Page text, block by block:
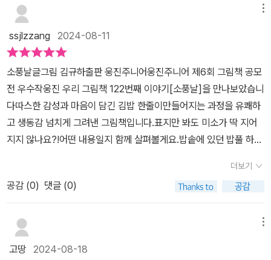
요.그래서인지 김밥을 생각하면 설레고, 특별한 음식이라 생각했어
요.저희 엄마의 김밥은 달걀과 당근을 가득 넣어서 말아주시는 당근
김밥이었지요.밥에 조미를 하기보다는 소고기를 볶아서 넣어주시고,
당근을 볶는 것은 같지만 마늘을 넣고 볶다가 마무리로 참기름이 들
어갔지요.친구들은 특별한 날에 먹던 김밥이었지만 저희는 엄마가 김
밥을 만드시는 걸 즐겨 하셔서 자주 먹었지요.어린 저는 먹기만 했으
니 엄마가 진짜 좋아서 김밥을 만드시는 거라 생각했어요.제가 엄마
가 되어보니 아이들이 잘 먹는 모습을 보니 더 자주 만들게 되더라고
요.엄마도 그러신 거죠. 음식을 만들어서 힘듦보다는 딸들의 먹는 모
습이 더 좋으셨던 거죠.재료를 씻고 다듬어서 하나하나 김 길이에 맞
게 칼질을 해서 준비하지요.어떤 날에는 재료를 다르게, 어떤 날에는
이 김밥을 보면 제가 만든 김밥이 먼저 생각난다고 하네요.저희도 아
이들과 김밥을 먹다 가끔 할머니의 당근 김밥 이야기를 가끔 하거든
ssjlzzang 2024-08-11
소풍날글그림 김규하출판 웅진주니어​웅진주니어 제6회 그림책 공모
전 우수작웅진 우리 그림책 122번째 이야기[소풍날]을 만나보았습니
다따스한 감성과 마음이 담긴 김밥 한줄이만들어지는 과정을 유쾌하
고 생동감 넘치게 그려낸 그림책입니다.표지만 봐도 미소가 딱 지어
지지 않나요?!어떤 내용일지 함께 살펴볼게요.​밥솥에 있던 밥풀 하나
되었어요걷다가 걷다가 보니 김을 만나게 되었고신나게 놀던 밥풀응
다른 친구들이 보고 싶었어요햄 오이 당근 단무지 등 친구들을 모으
기 시작했어요.​친구들을 길쭉한 모양으로 잘라서 한 곳으로 모은 다
음밥풀은 바쁜 친구들을 이곳으로 불렀어요무슨 일이 벌어지는지 예
더보기
공감 (0) 댓글 (0)
고땅 2024-08-18